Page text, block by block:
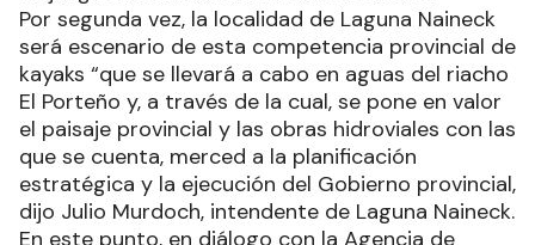
Por segunda vez, la localidad de Laguna Naineck
será escenario de esta competencia provincial de
kayaks “que se llevará a cabo en aguas del riacho
El Porteño y, a través de la cual, se pone en valor
el paisaje provincial y las obras hidroviales con las
que se cuenta, merced a la planificación
estratégica y la ejecución del Gobierno provincial,
dijo Julio Murdoch, intendente de Laguna Naineck.
En este punto, en diálogo con la Agencia de